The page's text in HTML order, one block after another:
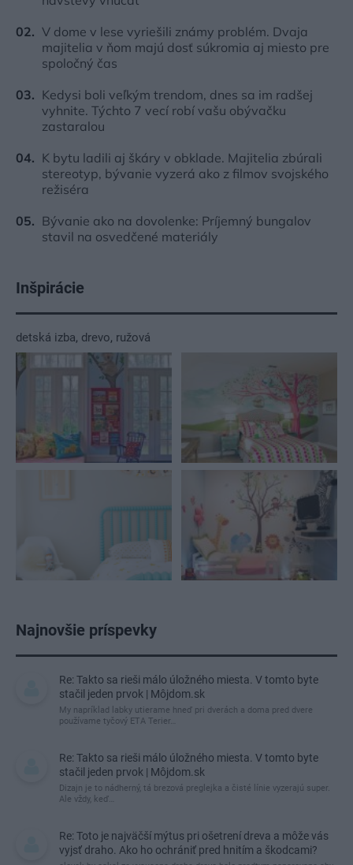
V dome v lese vyriešili známy problém. Dvaja
majitelia v ňom majú dosť súkromia aj miesto pre
spoločný čas
Kedysi boli veľkým trendom, dnes sa im radšej
vyhnite. Týchto 7 vecí robí vašu obývačku
zastaralou
K bytu ladili aj škáry v obklade. Majitelia zbúrali
stereotyp, bývanie vyzerá ako z filmov svojského
režiséra
Bývanie ako na dovolenke: Príjemný bungalov
stavil na osvedčené materiály
Inšpirácie
detská izba, drevo, ružová
Najnovšie príspevky
Re: Takto sa rieši málo úložného miesta. V tomto byte
stačil jeden prvok | Môjdom.sk
My napríklad labky utierame hneď pri dverách a doma pred dvere
používame tyčový ETA Terier…
Re: Takto sa rieši málo úložného miesta. V tomto byte
stačil jeden prvok | Môjdom.sk
Dizajn je to nádherný, tá brezová preglejka a čisté línie vyzerajú super.
Ale vždy, keď…
Re: Toto je najväčší mýtus pri ošetrení dreva a môže vás
vyjsť draho. Ako ho ochrániť pred hnitím a škodcami?